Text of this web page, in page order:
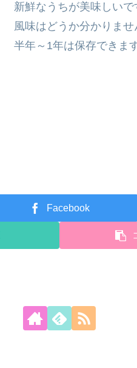
新鮮なうちが美味しいで
風味はどうか分かりませ
半年～1年は保存できま
Facebook